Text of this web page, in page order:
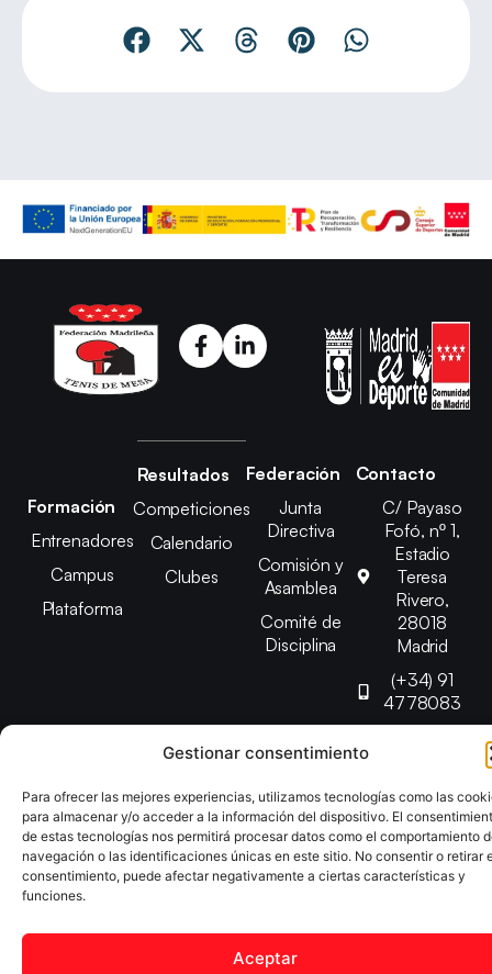
Gestionar consentimiento
Para ofrecer las mejores experiencias, utilizamos tecnologías como las
para almacenar y/o acceder a la información del dispositivo. El
de estas tecnologías nos permitirá procesar datos como el comportamiento
navegación o las identificaciones únicas en este sitio. No consentir o retirar
consentimiento, puede afectar negativamente a ciertas características y
funciones.
Aceptar
Formación
Entrenadores
Campus
Plataforma
Resultados
Competiciones
Calendario
Clubes
Federación
Junta
Directiva
Comisión y
Asamblea
Comité de
Disciplina
Contacto
C/ Payaso
Fofó, nº 1,
Estadio
Teresa
Rivero,
28018
Madrid
(+34) 91
4778083
Copyright © 2025 Federación Madrileña de Tenis de Mesa |
Desarrollado porTOOOLS
Aviso Legal Política de Cookies